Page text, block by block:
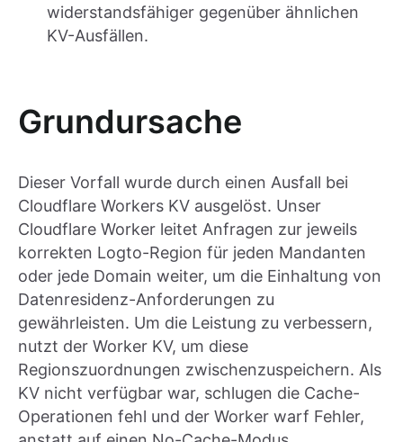
widerstandsfähiger gegenüber ähnlichen
KV-Ausfällen.
Grundursache
Dieser Vorfall wurde durch einen Ausfall bei
Cloudflare Workers KV ausgelöst. Unser
Cloudflare Worker leitet Anfragen zur jeweils
korrekten Logto-Region für jeden Mandanten
oder jede Domain weiter, um die Einhaltung von
Datenresidenz-Anforderungen zu
gewährleisten. Um die Leistung zu verbessern,
nutzt der Worker KV, um diese
Regionszuordnungen zwischenzuspeichern. Als
KV nicht verfügbar war, schlugen die Cache-
Operationen fehl und der Worker warf Fehler,